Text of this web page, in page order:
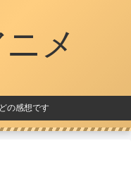
メ
の感想です